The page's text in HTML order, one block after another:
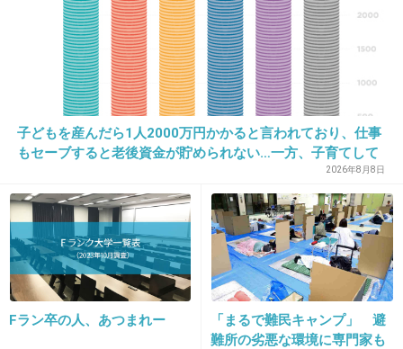
ここ最近のブレイクぶりにただびっくり！笑
でも脇役ばっかりでブレイクすればいいなって
ずっと思ってたから、ブレイクして良かった！
でも、大杉漣さんのような、バイプレーヤー俳
優になってほしい
ゴチ頑張って！
+413 -21
32. 匿名2018/09/13(木) 22:14:01
田中圭は役所でカッコよくみえるけど、人間性
は決して褒められたもんじゃないよね。
子どもを産んだら1人2000万円かかると言われており、仕事
もセーブすると老後資金が貯められない…一方、子育てして
いない人は潤沢な資金で悠々老後だと歪んでいるのでは？→
様々な意見
2026年8月8日
Fラン卒の人、あつまれー
「まるで難民キャンプ」 避
難所の劣悪な環境に専門家も